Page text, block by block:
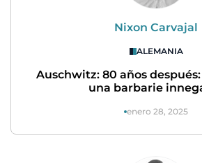
Nixon Carvajal
ALEMANIA
Auschwitz: 80 años
una barbarie
enero 28, 2025